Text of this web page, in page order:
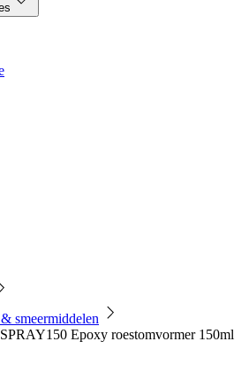
smeermiddelen
Epoxy roestomvormer 150ml